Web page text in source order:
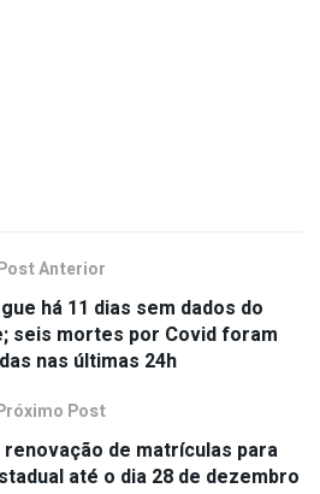
Anterior
há 11 dias sem dados do
seis mortes por Covid foram
nas últimas 24h
Post
renovação de matrículas para
até o dia 28 de dezembro